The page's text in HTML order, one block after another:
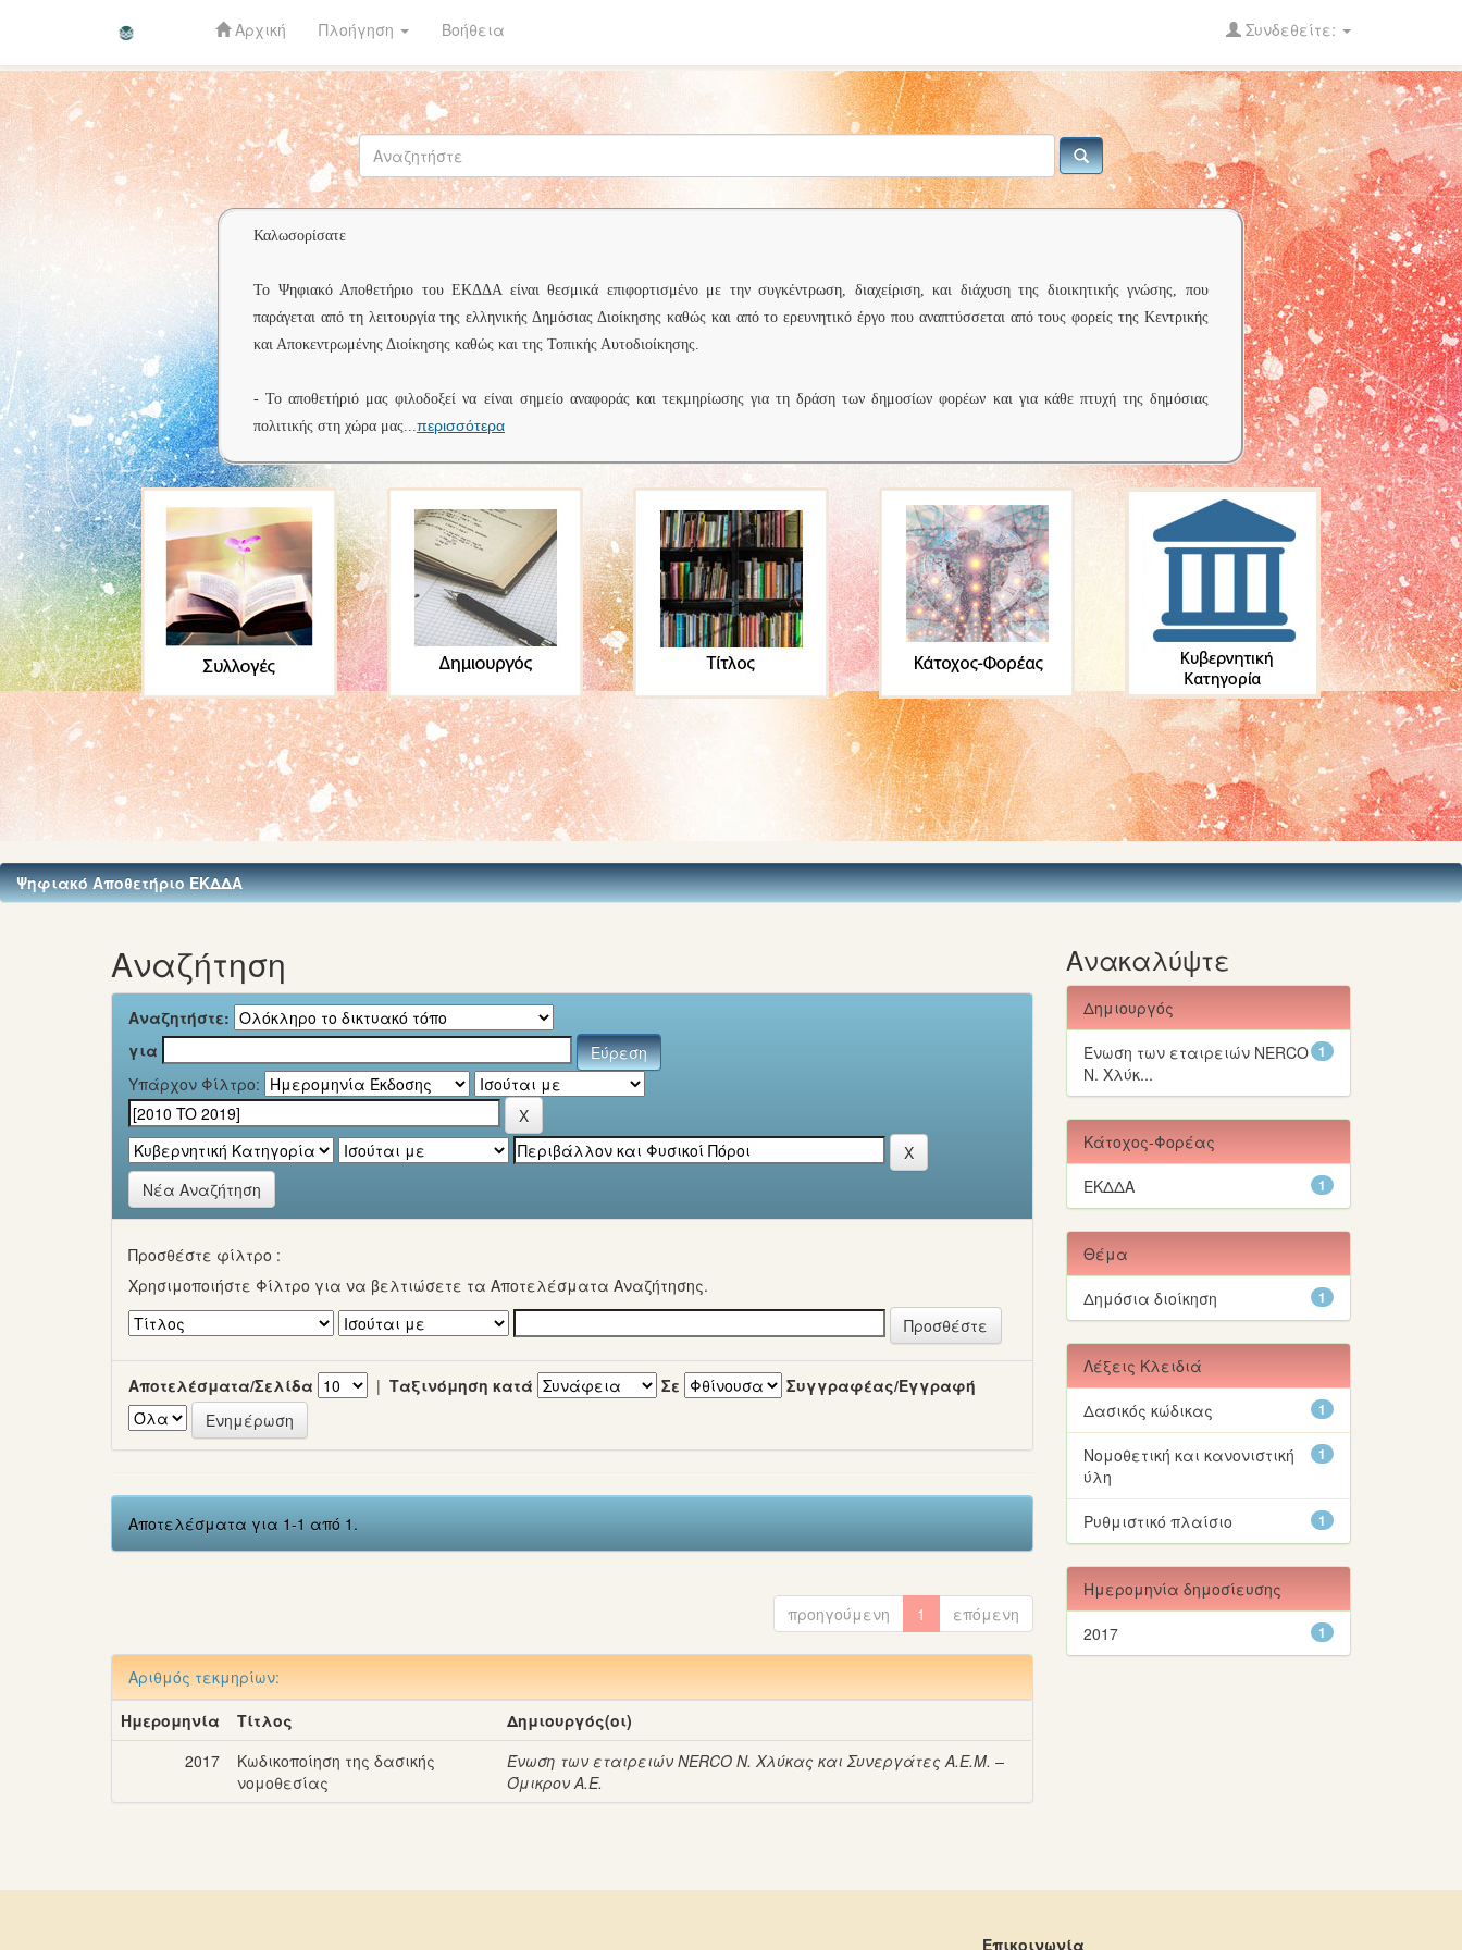
Skip
navigation
Αρχική Πλοήγηση Βοήθεια Συνδεθείτε:
Καλωσορίσατε
Το Ψηφιακό Αποθετήριο του ΕΚΔΔΑ είναι θεσμικά επιφορτισμένο με την συγκέντρωση, διαχείριση, και διάχυση της διοικητικής γνώσης, που
παράγεται από τη λειτουργία της ελληνικής Δημόσιας Διοίκησης καθώς και από το ερευνητικό έργο που αναπτύσσεται από τους φορείς της Κεντρικής
και Αποκεντρωμένης Διοίκησης καθώς και της Τοπικής Αυτοδιοίκησης.
- Το αποθετήριό μας φιλοδοξεί να είναι σημείο αναφοράς και τεκμηρίωσης για τη δράση των δημοσίων φορέων και για κάθε πτυχή της δημόσιας
πολιτικής στη χώρα μας...περισσότερα
Ψηφιακό Αποθετήριο ΕΚΔΔΑ
Αναζήτηση
Αναζητήστε:
για
Υπάρχον Φίλτρο:
Νέα Αναζήτηση
Προσθέστε φίλτρο :
Χρησιμοποιήστε Φίλτρο για να βελτιώσετε τα Αποτελέσματα Αναζήτησης.
Αποτελέσματα/Σελίδα | Ταξινόμηση κατά Σε Συγγραφέας/Εγγραφή
Αποτελέσματα για 1-1 από 1.
προηγούμενη 1 επόμενη
Αριθμός τεκμηρίων:
Ημερομηνία
Τίτλος
Δημιουργός(οι)
2017
Κωδικοποίηση της δασικής
νομοθεσίας
Ένωση των εταιρειών NERCO Ν. Χλύκας και Συνεργάτες Α.Ε.Μ. –
Όμικρον A.E.
Ανακαλύψτε
Δημιουργός
1
Ένωση των εταιρειών NERCO
Ν. Χλύκ...
Κάτοχος-Φορέας
1
ΕΚΔΔΑ
Θέμα
1
Δημόσια διοίκηση
Λέξεις Κλειδιά
1
Δασικός κώδικας
1
Νομοθετική και κανονιστική
ύλη
1
Ρυθμιστικό πλαίσιο
Ημερομηνία δημοσίευσης
1
2017
Επικοινωνία